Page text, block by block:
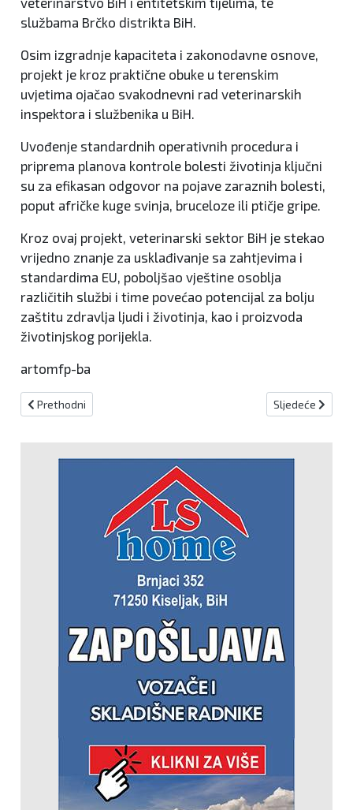
službama Brčko distrikta BiH.
Osim izgradnje kapaciteta i zakonodavne osnove,
projekt je kroz praktične obuke u terenskim
uvjetima ojačao svakodnevni rad veterinarskih
inspektora i službenika u BiH.
Uvođenje standardnih operativnih procedura i
priprema planova kontrole bolesti životinja ključni
su za efikasan odgovor na pojave zaraznih bolesti,
poput afričke kuge svinja, bruceloze ili ptičje gripe.
Kroz ovaj projekt, veterinarski sektor BiH je stekao
vrijedno znanje za usklađivanje sa zahtjevima i
standardima EU, poboljšao vještine osoblja
različitih službi i time povećao potencijal za bolju
zaštitu zdravlja ljudi i životinja, kao i proizvoda
životinjskog porijekla.
artomfp-ba
Prethodni članak: Prekinuta sjednica Doma naroda PSBiH
Prethodni Sljedeći članak:
Sljedeće